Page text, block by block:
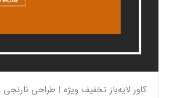
کاور لایه‌باز تخفیف ویژه | طراحی